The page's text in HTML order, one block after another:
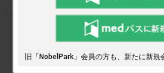
1) 亜鉛欠乏症の診療指針 2024（一
https://www.jscn.gr.jp/pdf/
旧「NobelPark」会員の方も、新たに新規